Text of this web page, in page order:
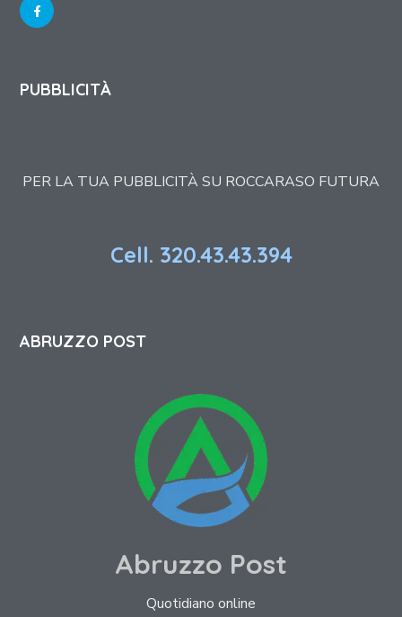
PUBBLICITÀ
PER LA TUA PUBBLICITÀ SU ROCCARASO FUTURA
Cell. 320.43.43.394
ABRUZZO POST
Abruzzo Post
Quotidiano online